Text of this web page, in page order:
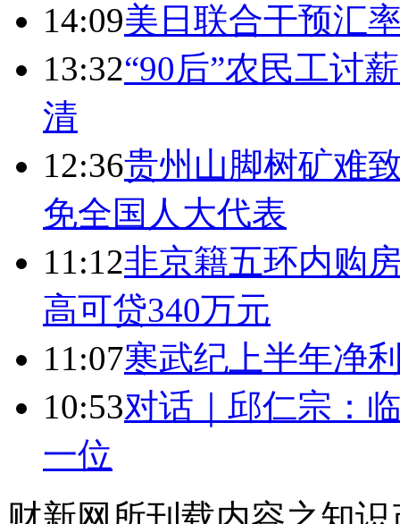
14:09美日联合干预汇
13:32“90后”农民工讨
清
12:36贵州山脚树矿难
免全国人大代表
11:12非京籍五环内购
高可贷340万元
11:07寒武纪上半年净
10:53对话｜邱仁宗：
一位